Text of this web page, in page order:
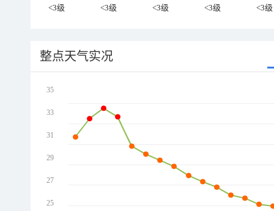
<3级
<3级 <3级 <3级 <3级
整点天气实况
35
33
31
29
27
25